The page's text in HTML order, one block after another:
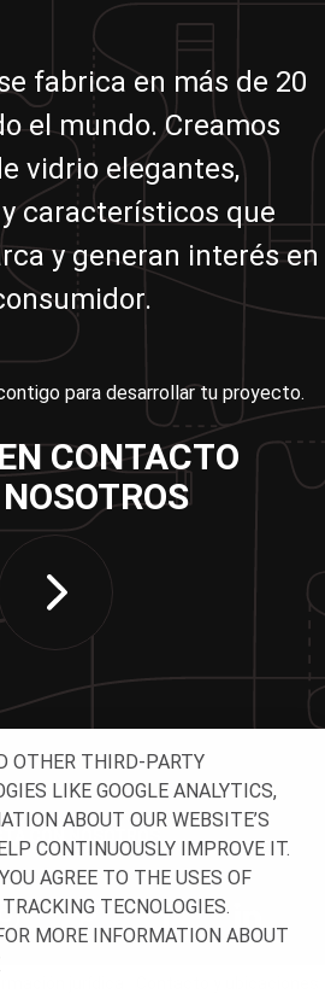
fabrica en más de 20
el mundo. Creamos
vidrio elegantes,
característicos que
y generan interés en
para desarrollar tu proyecto.
CONTACTO
OTHER THIRD-PARTY
LIKE GOOGLE ANALYTICS,
ABOUT OUR WEBSITE’S
CONTINUOUSLY IMPROVE IT.
AGREE TO THE USES OF
TECNOLOGIES.
MORE INFORMATION ABOUT